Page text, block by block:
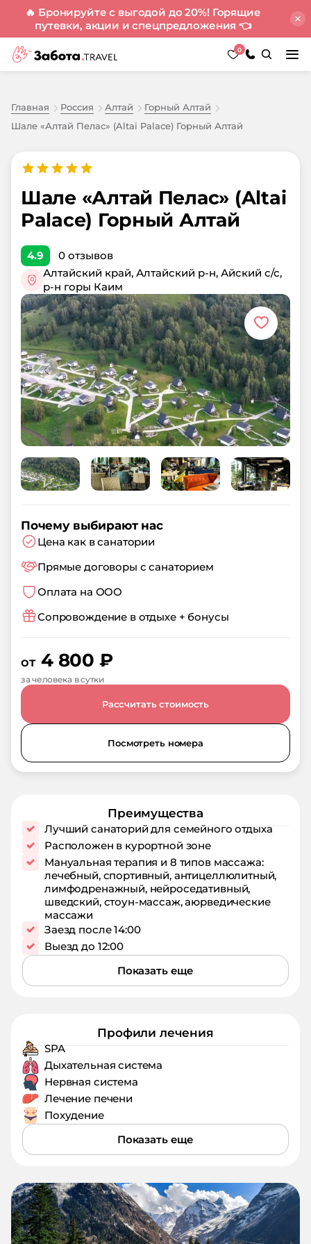
🔥 Бронируйте с выгодой до 20%! Горящие
путевки, акции и спецпредложения 👈
0
Главная Россия Алтай
Горный Алтай
Шале «Алтай Пелас» (Altai Palace) Горный Алтай
Шале «Алтай Пелас» (Altai
Palace) Горный Алтай
4.9 0 отзывов
Алтайский край, Алтайский р-н, Айский с/с,
р-н горы Каим
Почему выбирают нас
Цена как в санатории
Прямые договоры с санаторием
Оплата на ООО
Сопровождение в отдыхе + бонусы
от 4 800 ₽
за человека в сутки
Рассчитать стоимость
Посмотреть номера
Преимущества
Лучший санаторий для семейного отдыха
Расположен в курортной зоне
Мануальная терапия и 8 типов массажа:
лечебный, спортивный, антицеллюлитный,
лимфодренажный, нейроседативный,
шведский, стоун-массаж, аюрведические
массажи
Заезд после 14:00
Выезд до 12:00
Показать еще
Профили лечения
SPA
Дыхательная система
Нервная система
Лечение печени
Похудение
Показать еще